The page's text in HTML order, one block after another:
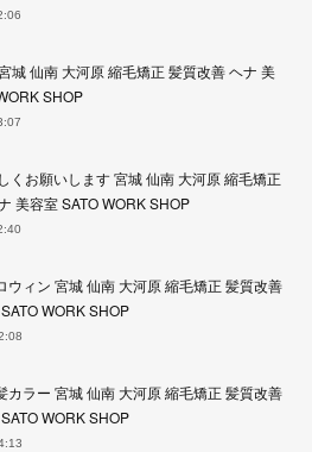
城 仙南 大河原 縮毛矯正 髪質改善 ヘナ 美
SHOP
くお願いします 宮城 仙南 大河原 縮毛矯正
美容室 SATO WORK SHOP
ウィン 宮城 仙南 大河原 縮毛矯正 髪質改善
WORK SHOP
カラー 宮城 仙南 大河原 縮毛矯正 髪質改善
WORK SHOP